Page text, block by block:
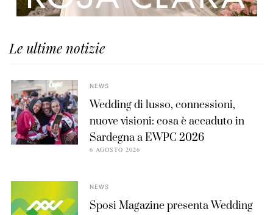
Le ultime notizie
NEWS
Wedding di lusso, connessioni,
nuove visioni: cosa è accaduto in
Sardegna a EWPC 2026
6 AGOSTO 2026
NEWS
Sposi Magazine presenta Wedding